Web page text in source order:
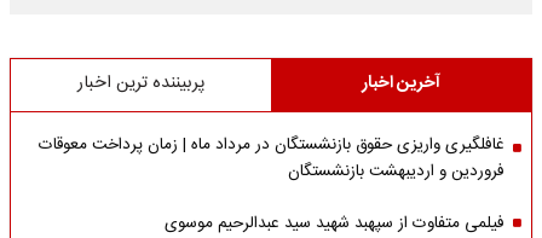
آخرین اخبار پربیننده ترین اخبار
غافلگیری واریزی حقوق بازنشستگان در مرداد ماه | زمان پرداخت معوقات
فروردین و اردیبهشت بازنشستگان
فیلمی متفاوت از سپهبد شهید سید عبدالرحیم موسوی